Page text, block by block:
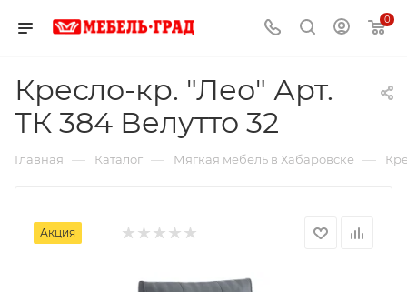
0
Кресло-кр. "Лео" Арт.
ТК 384 Велутто 32
Главная — Каталог — Мягкая мебель в Хабаровске —
Акция